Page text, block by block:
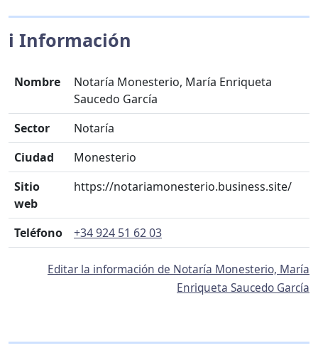
ℹ️ Información
Nombre
Notaría Monesterio, María Enriqueta
Saucedo García
Sector
Notaría
Ciudad
Monesterio
Sitio
web
https://notariamonesterio.business.site/
Teléfono +34 924 51 62 03
Editar la información de Notaría Monesterio, María
Enriqueta Saucedo García